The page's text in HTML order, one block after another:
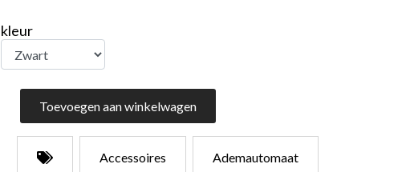
kleur
Toevoegen aan winkelwagen
Accessoires Ademautomaat